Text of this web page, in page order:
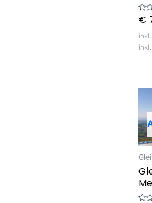
mit
0
von
5
€
inkl.